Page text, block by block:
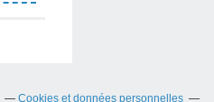
Cookies et données personnelles